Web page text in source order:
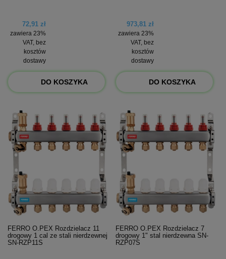
72,91 zł
zawiera 23%
VAT, bez
kosztów
dostawy
DO KOSZYKA
973,81 zł
zawiera 23%
VAT, bez
kosztów
dostawy
DO KOSZYKA
FERRO O.PEX Rozdzielacz 11
drogowy 1 cal ze stali nierdzewnej
SN-RZP11S
FERRO O.PEX Rozdzielacz 7
drogowy 1" stal nierdzewna SN-
RZP07S